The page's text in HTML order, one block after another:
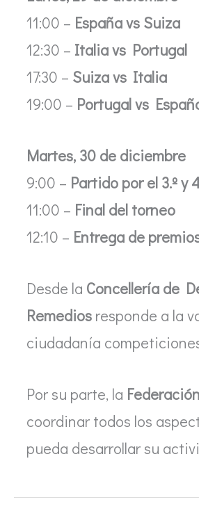
11:00 – España vs Suiza
12:30 – Italia vs Portugal
17:30 – Suiza vs Italia
19:00 – Portugal vs
Martes, 30 de diciembre
9:00 – Partido por el 3.º y
11:00 – Final del torneo
12:10 – Entrega de
Desde la Concellería de
Remedios responde a la
ciudadanía
Por su parte, la
coordinar todos los
pueda desarrollar su